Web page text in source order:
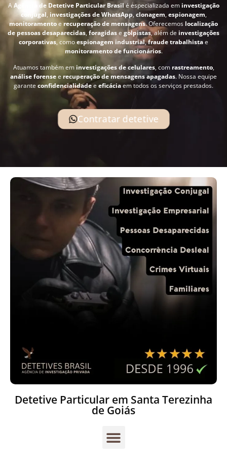
AAgência de Detetive Particular Brasilé especializada em investigação
conjugal, investigações de WhatsApp,clonagem,espionagem,
monitoramentoerecuperação de mensagens. Oferecemos localização
de pessoas desaparecidas,foragidase golpistas, além de investigações
corporativas, comoespionagem industrial,fraude trabalhistae
monitoramento de funcionários.
Atuamos também em investigações de celulares, com rastreamento,
análise forensee recuperação de mensagens apagadas. Nossa equipe
garanteconfidencialidadee eficáciaem todos os serviços prestados.
Contratar detetive
Detetive Particular em Santa Terezinha
de Goiás